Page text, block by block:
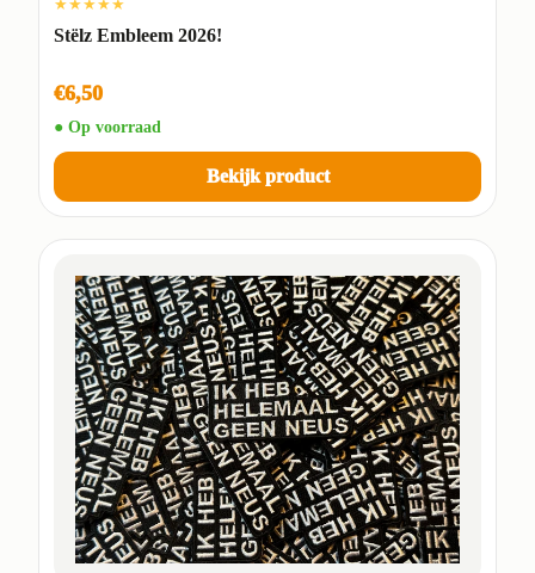
★★★★★
Stëlz Embleem 2026!
€6,50
● Op voorraad
Bekijk product